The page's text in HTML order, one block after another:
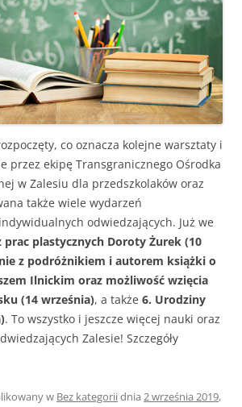
co oznacza kolejne warsztaty i
przez ekipę Transgranicznego Ośrodka
w Zalesiu dla przedszkolaków oraz
także wiele wydarzeń
odwiedzających. Już we
prac plastycznych Doroty Żurek (10
z podróżnikiem i autorem książki o
Ilnickim oraz możliwość wzięcia
(14 września), a także 6. Urodziny
. To wszystko i jeszcze więcej nauki oraz
Zalesie! Szczegóły
w Bez kategoriidnia 2 września 2019,